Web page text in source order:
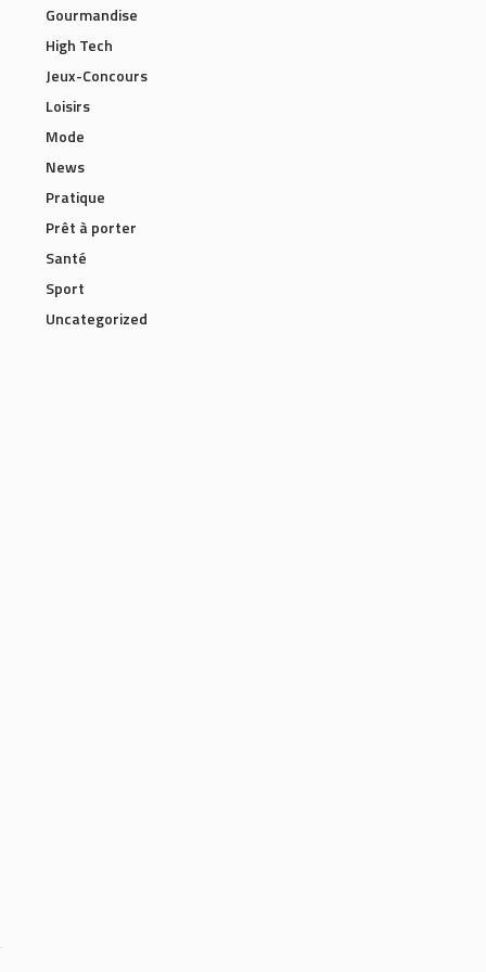
Gourmandise
High Tech
Jeux-Concours
Loisirs
Mode
News
Pratique
Prêt à porter
Santé
Sport
Uncategorized